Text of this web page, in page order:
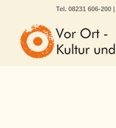
Tel. 08231 606-200 |